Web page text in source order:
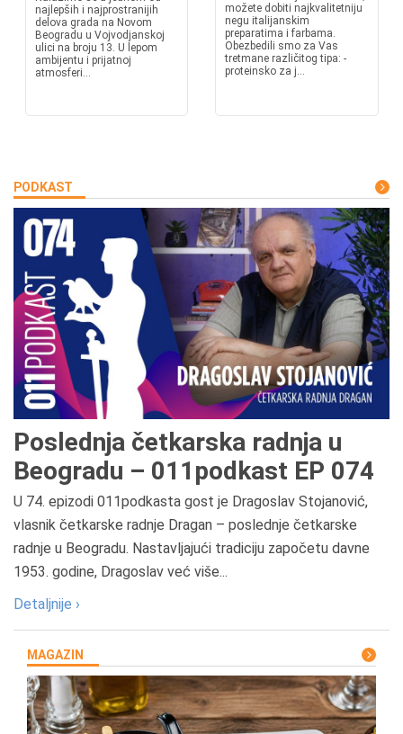
najlepših i najprostranijih
delova grada na Novom
Beogradu u Vojvodjanskoj
ulici na broju 13. U lepom
ambijentu i prijatnoj
atmosferi...
možete dobiti najkvalitetniju
negu italijanskim
preparatima i farbama.
Obezbedili smo za Vas
tretmane različitog tipa: -
proteinsko za j...
PODKAST
Poslednja četkarska radnja u
Beogradu – 011podkast EP 074
U 74. epizodi 011podkasta gost je Dragoslav Stojanović,
vlasnik četkarske radnje Dragan – poslednje četkarske
radnje u Beogradu. Nastavljajući tradiciju započetu davne
1953. godine, Dragoslav već više...
Detaljnije ›
MAGAZIN